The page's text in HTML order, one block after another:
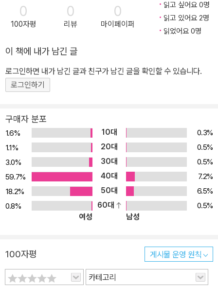
즐 Word Hunter와 단원을 마무리하며 쉬어가는 한 컷 만화 Laugh
& Think 7 지문의 주요 어휘와 핵심 문장을 해석해보는 Workbook
9 원어민이 읽어주는 지문을 쉽게 청취할 수 있는 QR코드 제공 198
5년 초판 출간 이후 누적 판매 1400만부를 기록한 리더스뱅크 시리
즈가 2020년 새로운 시리즈로 전면 개정되었다. Level 1 ~ Level 1
0시리즈로 단계별 구성하여 자신의 실력에 맞추어 선택할 수 있는 맞
6개를 수록하였으며, 학교 내신을 대비할 수 있는 서술형 문제 유형
뿐만 아니라 수능 독해 문제 유형도 풀어보며 실력을 키울 수 있다. 혼
자서도 학습할 수 있도록 친절한 문제 해설과 지문 끊어 읽기 코너, 구
문 풀이 등을 수록하였으며, QR코드로 원어민이 읽어주는 지문 MP
3를 바로 청취할 수 있다. Reader’s Bank는 초 · 중 · 고등학생 들을
위한 10단계 영어 독해 시리즈로, 대한민국 영어 학습의 새로운 장을
열었으며 최고의 자리를 굳건히 지키고 있는 영어 독해서의 대표 주
고 유익한 지문으로 독해의 자신감을 키워줄 것으로 확신합니다.
0
100자평
0
리뷰
0
마이페이퍼
읽고 싶어요 0명
읽고 있어요 2명
읽었어요 0명
이 책에 내가 남긴 글
로그인하면 내가 남긴 글과 친구가 남긴 글을 확인할 수 있습니다.
로그인하기
구매자 분포
1.6% 10대
0.3%
1.1%
20대
0.5%
3.0%
30대
0.5%
59.7%
40대
7.2%
18.2%
50대
6.5%
0.8%
60대
0.5%
여성
남성
100자평 게시물 운영 원칙
카테고리